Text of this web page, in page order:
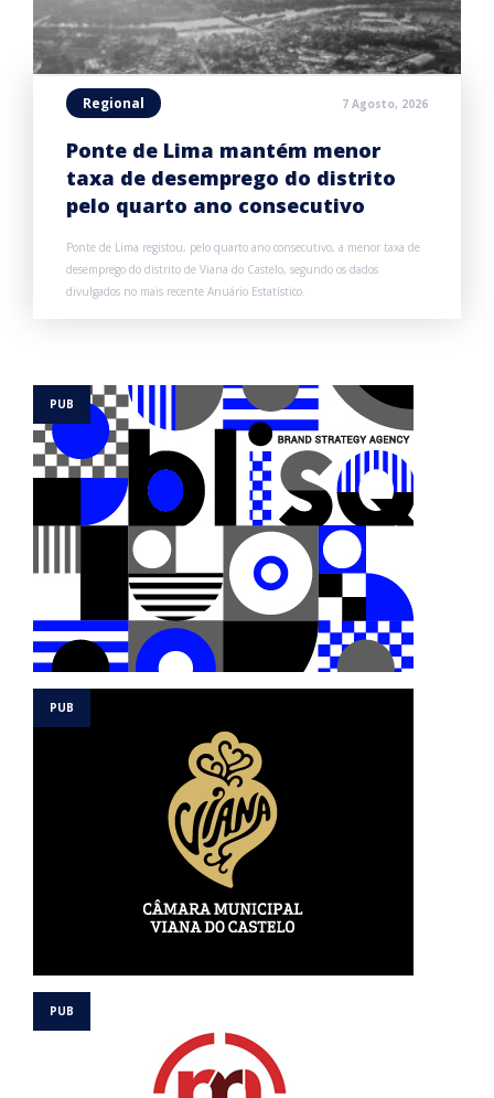
Regional 7 Agosto, 2026
Ponte de Lima mantém menor
taxa de desemprego do distrito
pelo quarto ano consecutivo
Ponte de Lima registou, pelo quarto ano consecutivo, a menor taxa de
desemprego do distrito de Viana do Castelo, segundo os dados
divulgados no mais recente Anuário Estatístico.